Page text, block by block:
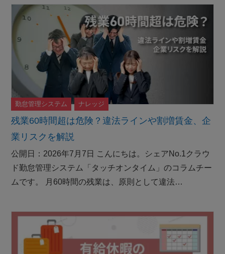
残業60時間超は危険？違法ラインや割増賃金、企
業リスクを解説
勤怠管理システム ナレッジ
公開日：2026年7月7日 こんにちは。シェアNo.1クラウ
ド勤怠管理システム「タッチオンタイム」のコラムチー
ムです。 月60時間の残業は、原則として違法…